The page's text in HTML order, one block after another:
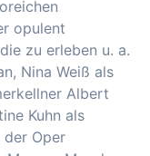
opulent
zu erleben u. a.
Nina Weiß als
Albert
Kuhn als
der Oper